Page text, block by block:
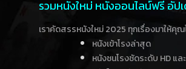
รวมหนังใหม่ หนังออนไลน์ฟรี อัป
เราคัดสรรหนังใหม่ 2025 ทุกเรื่องมาให้คุณ
หนังเข้าโรงล่าสุด
หนังชนโรงชัดระดับ HD แล